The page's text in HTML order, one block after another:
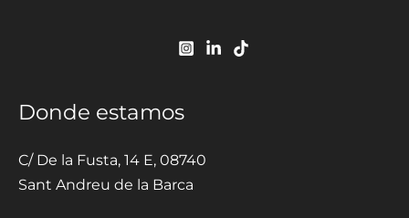
Donde estamos
C/ De la Fusta, 14 E, 08740
Sant Andreu de la Barca